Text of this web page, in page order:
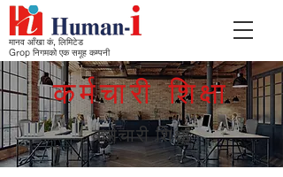
मानव आँखा कं, लिमिटेड
Grop निगमको एक समूह कम्पनी
कर्मचारी शिक्षा
कर्मचारी शिक्षा